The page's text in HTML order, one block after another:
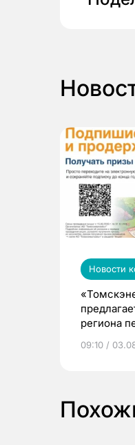
Новости
региона
выиграть
09:10 /